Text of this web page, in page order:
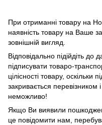
При отриманні товару на
наявність товару на Ваше
зовнішній вигляд.
Відповідально підійдіть до
підписувати товаро-
цілісності товару,
закривається перевізником
неможливо!
Якщо Ви виявили
це повідомити нам,